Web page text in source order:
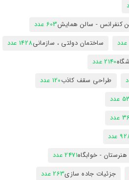
کنفرانس - سالن همایش603 عدد
ساختمان دولتی ، سازمانی1428 عدد
2140 عدد
طراحی سقف کاذب120 عدد
- خوابگاه2471 عدد
جزئیات جاده سازی263 عدد